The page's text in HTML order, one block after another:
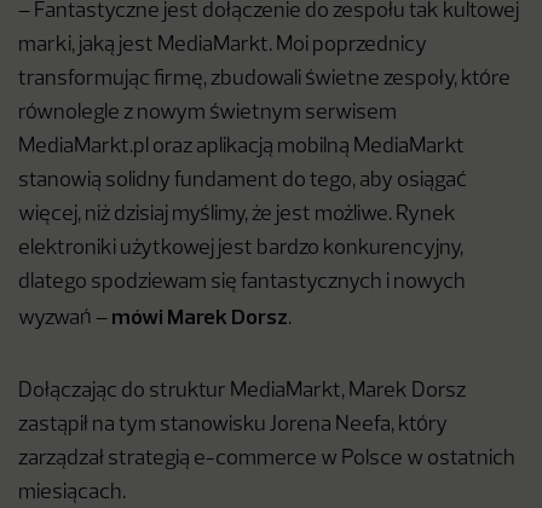
– Fantastyczne jest dołączenie do zespołu tak kultowej
marki, jaką jest MediaMarkt. Moi poprzednicy
transformując firmę, zbudowali świetne zespoły, które
równolegle z nowym świetnym serwisem
MediaMarkt.pl oraz aplikacją mobilną MediaMarkt
stanowią solidny fundament do tego, aby osiągać
więcej, niż dzisiaj myślimy, że jest możliwe. Rynek
elektroniki użytkowej jest bardzo konkurencyjny,
dlatego spodziewam się fantastycznych i nowych
wyzwań – mówi Marek Dorsz.
Dołączając do struktur MediaMarkt, Marek Dorsz
zastąpił na tym stanowisku Jorena Neefa, który
zarządzał strategią e-commerce w Polsce w ostatnich
miesiącach.